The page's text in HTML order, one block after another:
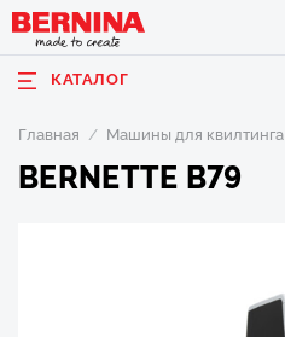
КАТАЛОГ
Главная Машины для квилтинга
BERNETTE B79